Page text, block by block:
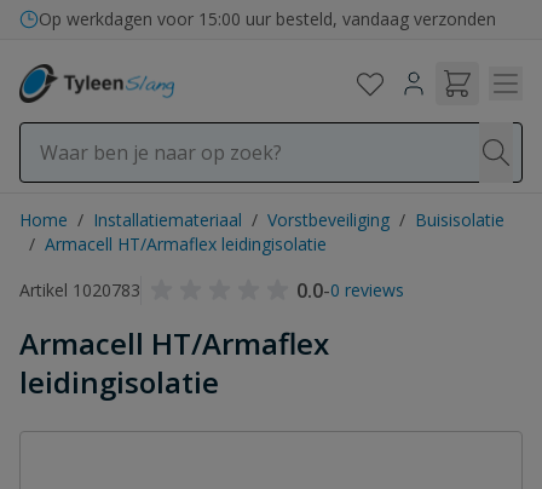
Ga naar de inhoud
Bezorging in binnen- en buitenland
Op werkdagen voor 15:00 uur besteld, vandaag verzonden
Home / Installatiemateriaal / Vorstbeveiliging / Buisisolatie
/ Armacell HT/Armaflex leidingisolatie
Artikel 1020783
0.0-0 reviews
Armacell HT/Armaflex
leidingisolatie